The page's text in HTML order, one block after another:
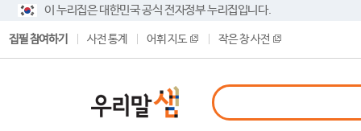
이 누리집은 대한민국 공식 전자정부 누리집입니다.
집필 참여하기 사전 통계 어휘 지도 작은 창 사전